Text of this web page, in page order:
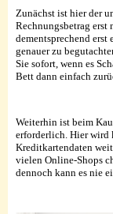
Zunächst ist hier der
Rechnungsbetrag erst
dementsprechend erst
genauer zu
Sie sofort, wenn es
Bett dann einfach
Weiterhin ist beim
erforderlich. Hier wird
Kreditkartendaten
vielen Online-Shops
dennoch kann es nie